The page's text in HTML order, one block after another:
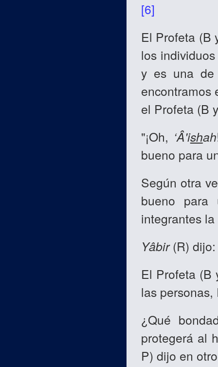
[6]
El Profeta (B
los
y es una de
el Profeta (B
"¡Oh, ‘Â'ishah
bueno para
Según otra
bueno
integrantes
Yâbir(R)
El Profeta (B
las
¿Qué
protegerá al
P) dijo en